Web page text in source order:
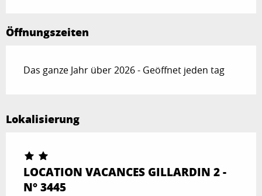
Öffnungszeiten
Das ganze Jahr über 2026 - Geöffnet jeden tag
Lokalisierung
LOCATION VACANCES GILLARDIN 2 -
N° 3445